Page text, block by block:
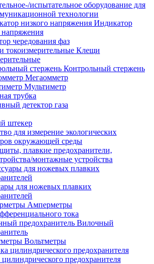
испытательное оборудование для
технологии
Индикатор
напряжения
чередования фаз
Клещи
Контрольный стержень
Мегаомметр
Мультиметр
трубка
детектор газа
штекер
для измерение экологических
окружающей среды
плавкие предохранители,
монтажные устройства
для ножевых плавких
Амперметры
тока
Вилочный
Вольтметры
цилиндрического предохранителя